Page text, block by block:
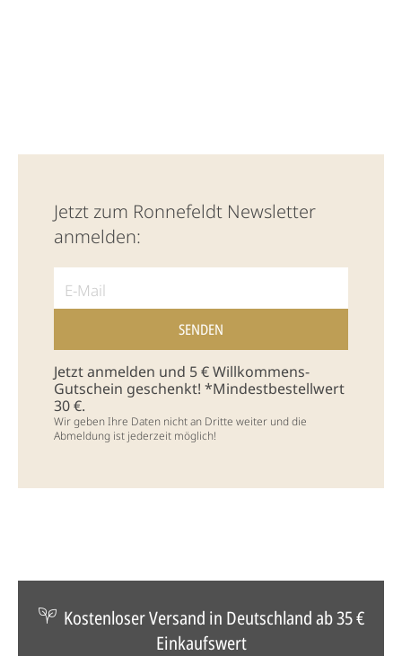
Jetzt zum Ronnefeldt Newsletter
anmelden:
Jetzt anmelden und 5 € Willkommens-
Gutschein geschenkt! *Mindestbestellwert
30 €.
Wir geben Ihre Daten nicht an Dritte weiter und die
Abmeldung ist jederzeit möglich!
Kostenloser Versand in Deutschland ab 35 €
Einkaufswert